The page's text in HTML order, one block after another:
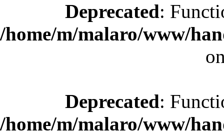
Deprecated:
/home/m/malaro/www/
Deprecated:
/home/m/malaro/www/